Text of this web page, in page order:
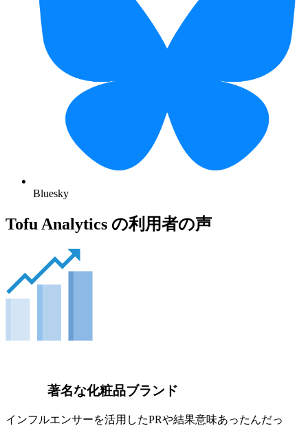
Bluesky
Tofu Analytics の利用者の声
著名な化粧品ブランド
インフルエンサーを活用したPRや結果意味あったんだっ